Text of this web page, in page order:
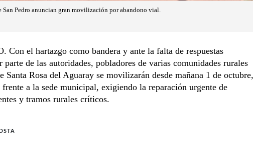
San Pedro anuncian gran movilización por abandono vial.
Con el hartazgo como bandera y ante la falta de respuestas
parte de las autoridades, pobladores de varias comunidades rurales
Santa Rosa del Aguaray se movilizarán desde mañana 1 de octubre,
a la sede municipal, exigiendo la reparación urgente de
y tramos rurales críticos.